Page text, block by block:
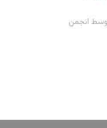
انجمن